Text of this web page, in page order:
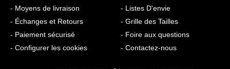
- Moyens de livraison
- Échanges et Retours
- Paiement sécurisé
- Configurer les cookies
- Listes D'envie
- Grille des Tailles
- Foire aux questions
- Contactez-nous